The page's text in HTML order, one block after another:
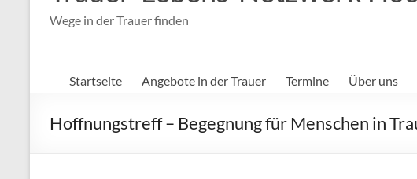
Wege in der Trauer finden
Startseite Angebote in der Trauer Termine Über uns
Hoffnungstreff – Begegnung für Menschen in